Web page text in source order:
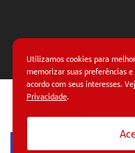
Utilizamos cookies para
memorizar suas preferências
acordo com seus interesses.
Privacidade.